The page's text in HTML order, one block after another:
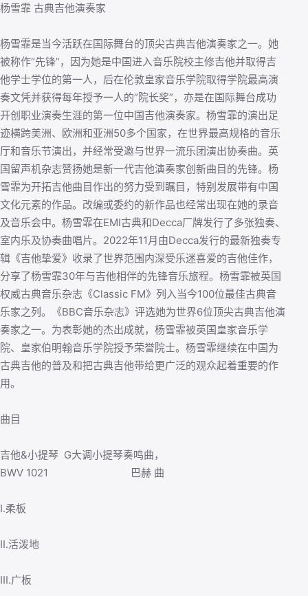
杨雪霏 古典吉他演奏家
杨雪霏是当今活跃在国际舞台的顶尖古典吉他演奏家之一。她
被称作“先锋”，因为她是中国进入音乐院校主修吉他并取得吉
他学士学位的第一人，后在伦敦皇家音乐学院取得学院最高演
奏文凭并获得每年授予一人的“院长奖”，亦是在国际舞台成功
开创职业演奏生涯的第一位中国吉他演奏家。杨雪霏的演出足
迹横跨美洲、欧洲和亚洲50多个国家，在世界最高规格的音乐
厅和音乐节演出，并经常受邀与世界一流乐团演出协奏曲。英
国留声机杂志赞扬她是新一代吉他演奏家创新曲目的先锋。杨
雪霏为开拓吉他曲目作出的努力受到瞩目，特别发展带有中国
文化元素的作品。改编或委约的新作品也经常出现在她的录音
及音乐会中。杨雪霏在EMI古典和Decca厂牌发行了多张独奏、
室内乐及协奏曲唱片。2022年11月由Decca发行的最新独奏专
辑《吉他挚爱》收录了世界范围内深受乐迷喜爱的吉他佳作，
分享了杨雪霏30年与吉他相伴的先锋音乐旅程。杨雪霏被英国
权威古典音乐杂志《Classic FM》列入当今100位最佳古典音
乐家之列。《BBC音乐杂志》评选她为世界6位顶尖古典吉他演
奏家之一。为表彰她的杰出成就，杨雪霏被英国皇家音乐学
院、皇家伯明翰音乐学院授予荣誉院士。杨雪霏继续在中国为
古典吉他的普及和把古典吉他带给更广泛的观众起着重要的作
用。
曲目
吉他&小提琴 G大调小提琴奏鸣曲，
BWV 1021 巴赫 曲
I.柔板
II.活泼地
III.广板